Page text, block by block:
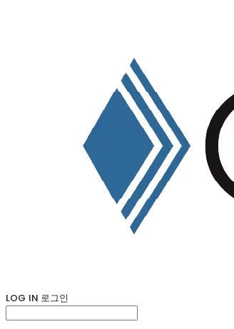
LOG IN 로그인